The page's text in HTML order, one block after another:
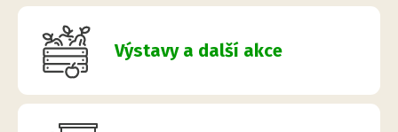
Výstavy a další akce